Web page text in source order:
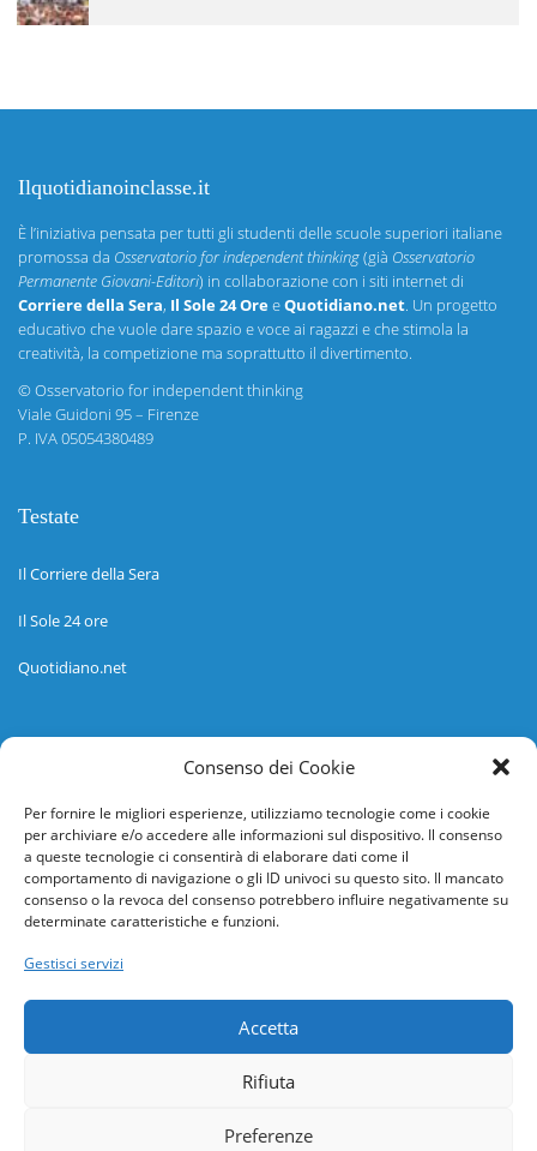
Consenso dei Cookie
Per fornire le migliori esperienze, utilizziamo tecnologie come i cookie
per archiviare e/o accedere alle informazioni sul dispositivo. Il consenso
a queste tecnologie ci consentirà di elaborare dati come il
comportamento di navigazione o gli ID univoci su questo sito. Il mancato
consenso o la revoca del consenso potrebbero influire negativamente su
determinate caratteristiche e funzioni.
Gestisci servizi
Accetta
Rifiuta
Preferenze
Ilquotidianoinclasse.it
È l’iniziativa pensata per tutti gli studenti delle scuole superiori italiane
promossa da Osservatorio for independent thinking(già Osservatorio
Permanente Giovani-Editori) in collaborazione con i siti internet di
Corriere della Sera, Il Sole 24 OreeQuotidiano.net. Un progetto
educativo che vuole dare spazio e voce ai ragazzi e che stimola la
creatività, la competizione ma soprattutto il divertimento.
©Osservatorio for independent thinking
Viale Guidoni 95 – Firenze
P. IVA 05054380489
Testate
Il Corriere della Sera
Il Sole 24 ore
Quotidiano.net
Informazioni
Help desk
Guida rapida